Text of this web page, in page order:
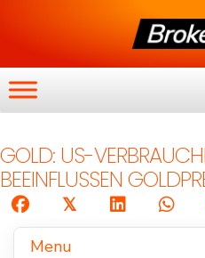
GOLD: US-
BEEINFLUSSEN
𝕏
Menu